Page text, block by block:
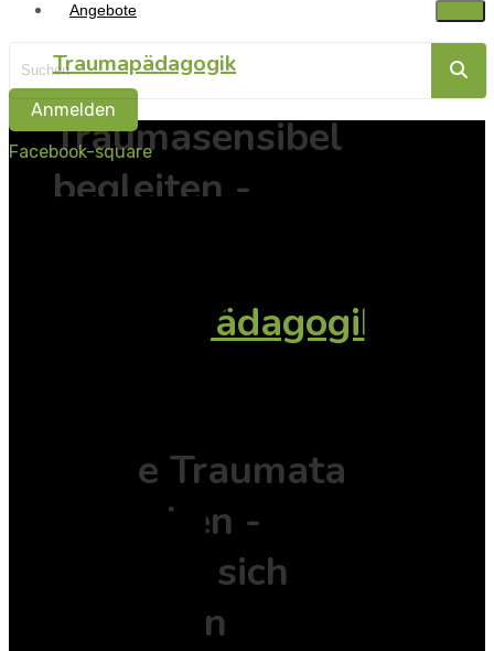
Angebote
Traumapädagogik
Traumasensibel
begleiten -
Traumapädagogik
Frühe Traumata
verstehen -
Bindung sicher
gestalten
Anmelden
Facebook-square